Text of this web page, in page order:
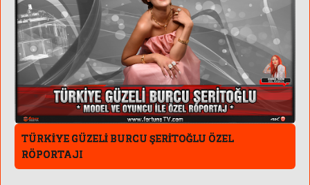
TÜRKİYE GÜZELİ BURCU ŞERİTOĞLU ÖZEL
RÖPORTAJI